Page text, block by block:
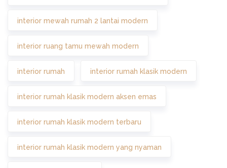
interior mewah rumah 2 lantai modern
interior ruang tamu mewah modern
interior rumah interior rumah klasik modern
interior rumah klasik modern aksen emas
interior rumah klasik modern terbaru
interior rumah klasik modern yang nyaman